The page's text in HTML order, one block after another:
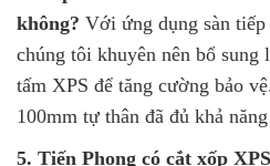
không? Với ứng dụng sàn tiếp
chúng tôi khuyên nên bổ
tấm XPS để tăng cường bảo
100mm tự thân đã đủ khả năng
5. Tiến Phong có cắt xốp